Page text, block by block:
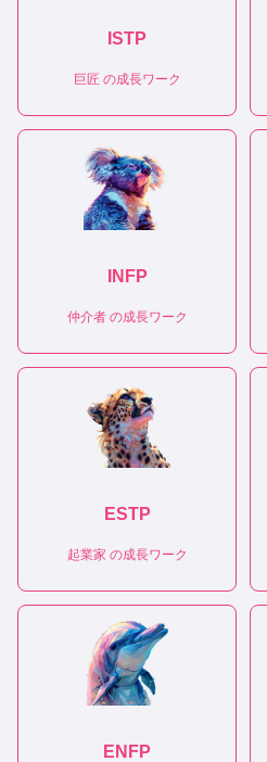
ISTP
巨匠 の成長ワーク
INFP
仲介者の成長ワーク
ESTP
起業家 の成長ワーク
ENFP